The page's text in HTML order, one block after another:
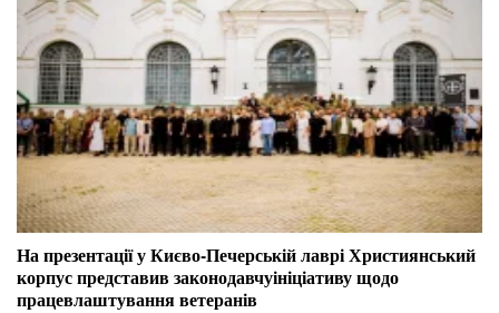
На презентації у Києво-Печерській лаврі Християнський
корпус представив законодавчуініціативу щодо
працевлаштування ветеранів